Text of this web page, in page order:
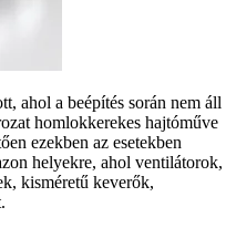
ahol a beépítés során nem áll
homlokkerekes hajtóműve
ezekben az esetekben
helyekre, ahol ventilátorok,
kisméretű keverők,